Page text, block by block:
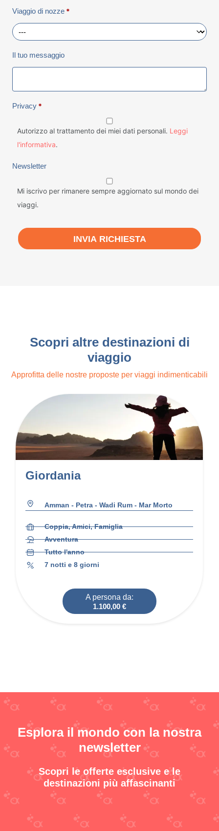
Viaggio di nozze *
Il tuo messaggio
Privacy *
Autorizzo al trattamento dei miei dati personali. Leggi
l'informativa.
Newsletter
Mi iscrivo per rimanere sempre aggiornato sul mondo dei
viaggi.
INVIA RICHIESTA
Scopri altre destinazioni di
viaggio
Approfitta delle nostre proposte per viaggi indimenticabili
Giordania
Amman - Petra - Wadi Rum - Mar Morto
Coppia, Amici, Famiglia
Avventura
Tutto l'anno
7 notti e 8 giorni
A persona da:
1.100,00 €
Esplora il mondo con la nostra
newsletter
Scopri le offerte esclusive e le
destinazioni più affascinanti